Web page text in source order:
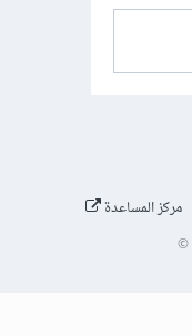
مركز المساعدة
©